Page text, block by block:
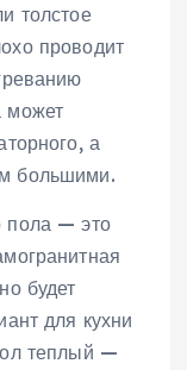
толстое
проводит
может
а
большими.
пола — это
будет
для кухни
теплый —